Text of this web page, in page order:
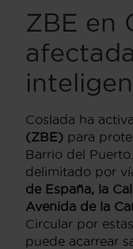
ZBE en
Coslada ha
(ZBE) para
Barrio del
delimitado por
de España, la
Avenida de la
Circular por
puede acarrear